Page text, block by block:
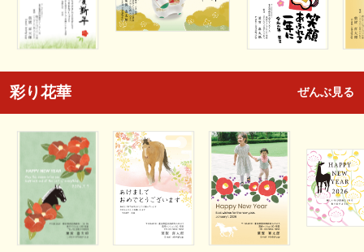
彩り花華 ぜんぶ見る